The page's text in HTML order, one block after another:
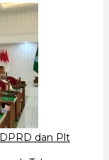
dan Plt